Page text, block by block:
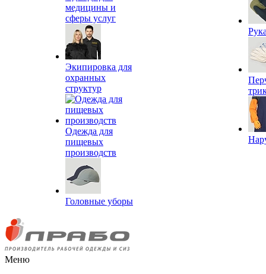
медицины и
сферы услуг
Экипировка для
охранных
структур
Одежда для
пищевых
производств
Головные уборы
Меню